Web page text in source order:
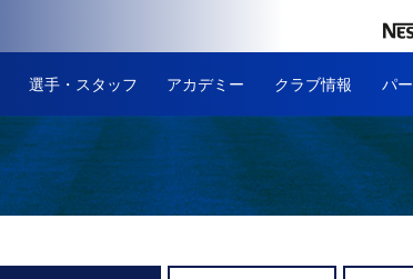
選手・スタッフ アカデミー クラブ情報 パ